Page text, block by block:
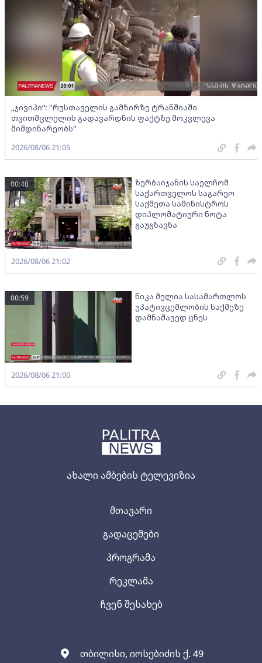
ახალი ამბების ტელევიზია
თბილისი, იოსებიძის ქ. 49
მთავარი
გადაცემები
პროგრამა
რეკლამა
ჩვენ შესახებ
„ჯივიპი“: "რუსთაველის გამზირზე ტრანშიაში
თვითმცლელის გადავარდნის ფაქტზე მოკვლევა
მიმდინარეობს"
2026/08/06 21:05
ზერბაიჯანის საელჩომ
საქართველოს საგარეო
საქმეთა სამინისტროს
დიპლომატიური ნოტა
გაუგზავნა
00:40
2026/08/06 21:02
ნიკა მელია სასამართლოს
უპატივცემლობის საქმეზე
დამნაშავედ ცნეს
00:59
2026/08/06 21:00